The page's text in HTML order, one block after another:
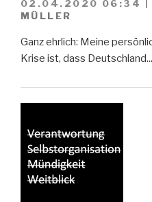
02.04.2020 06:34
MÜLLER
Ganz ehrlich: Meine
Krise ist, dass Deutschland...